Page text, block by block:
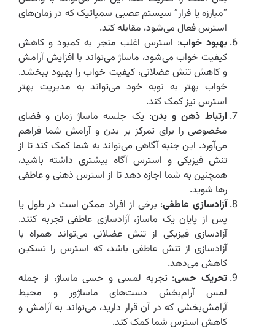
“مبارزه یا فرار” سیستم عصبی سمپاتیک که در زمان‌های
استرس فعال می‌شود، مقابله کند.
بهبود خواب: استرس اغلب منجر به کمبود و کاهش
کیفیت خواب می‌شود، ماساژ می‌تواند با افزایش آرامش
و کاهش تنش عضلانی، کیفیت خواب را بهبود ببخشد.
خواب بهتر به نوبه خود می‌تواند به مدیریت بهتر
استرس نیز کمک کند.
ارتباط ذهن و بدن: یک جلسه ماساژ زمان و فضای
مخصوصی را برای تمرکز بر بدن و آرامش شما فراهم
می‌آورد. این جنبه آگاهی می‌تواند به شما کمک کند تا از
تنش فیزیکی و استرس آگاه بیشتری داشته باشید،
همچنین به شما اجازه دهد تا از استرس ذهنی و عاطفی
رها شوید.
آزادسازی عاطفی: برخی از افراد ممکن است در طول یا
پس از پایان یک ماساژ، آزادسازی عاطفی تجربه کنند.
آزادسازی فیزیکی از تنش عضلانی می‌تواند همراه با
آزادسازی از تنش عاطفی باشد، که استرس را تسکین
کاهش می‌دهد.
تحریک حسی: تجربه لمسی و حسی ماساژ، از جمله
لمس آرام‌بخش دست‌های ماساژور و محیط
آرامش‌بخشی که در آن قرار دارید، می‌تواند به آرامش و
کاهش استرس شما کمک کند.